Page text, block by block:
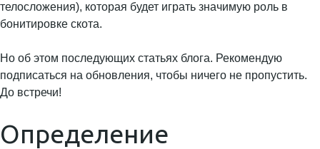
телосложения), которая будет играть значимую роль в
бонитировке скота.
Но об этом последующих статьях блога. Рекомендую
подписаться на обновления, чтобы ничего не пропустить.
До встречи!
Определение